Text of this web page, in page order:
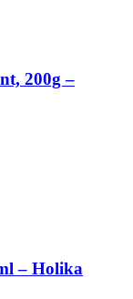
200g –
– Holika